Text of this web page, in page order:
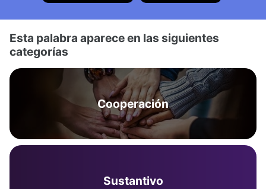
Esta palabra aparece en las siguientes
categorías
Cooperación
Sustantivo